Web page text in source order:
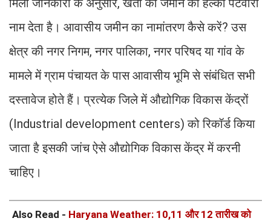
नाम देता है। आवासीय जमीन का नामांतरण कैसे करें? उस
क्षेत्र की नगर निगम, नगर पालिका, नगर परिषद या गांव के
मामले में ग्राम पंचायत के पास आवासीय भूमि से संबंधित सभी
दस्तावेज होते हैं। प्रत्येक जिले में औद्योगिक विकास केंद्रों
(Industrial development centers) को रिकॉर्ड किया
जाता है इसकी जांच ऐसे औद्योगिक विकास केंद्र में करनी
चाहिए।
Also Read - Haryana Weather: 10,11 और 12 तारीख को